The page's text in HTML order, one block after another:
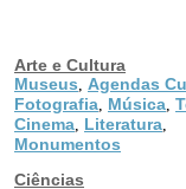
Arte e Cultura
Museus
Agendas
Fotografia Música
Cinema Literatura
Monumentos
Ciências